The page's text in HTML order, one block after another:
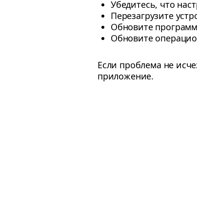
Убедитесь, что
Перезагрузите
Обновите
Обновите
Если проблема не
приложение.